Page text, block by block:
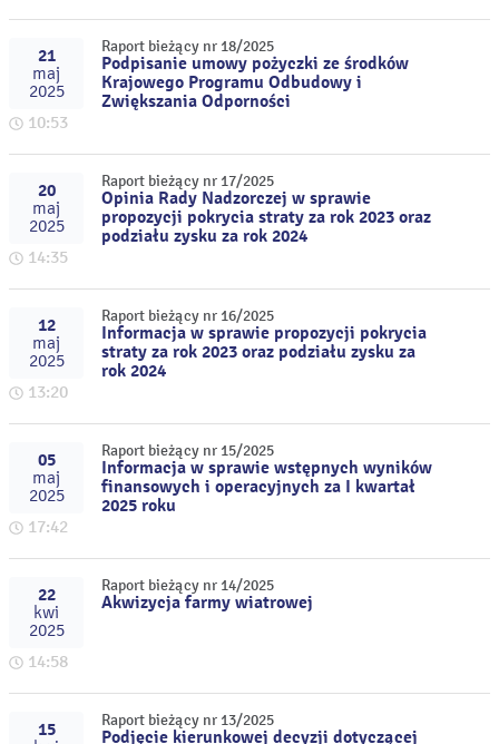
21
maj
2025
10:53
Raport bieżący nr 18/2025
Podpisanie umowy pożyczki ze środków
Krajowego Programu Odbudowy i
Zwiększania Odporności
20
maj
2025
14:35
Raport bieżący nr 17/2025
Opinia Rady Nadzorczej w sprawie
propozycji pokrycia straty za rok 2023 oraz
podziału zysku za rok 2024
12
maj
2025
13:20
Raport bieżący nr 16/2025
Informacja w sprawie propozycji pokrycia
straty za rok 2023 oraz podziału zysku za
rok 2024
05
maj
2025
17:42
Raport bieżący nr 15/2025
Informacja w sprawie wstępnych wyników
finansowych i operacyjnych za I kwartał
2025 roku
22
kwi
2025
14:58
Raport bieżący nr 14/2025
Akwizycja farmy wiatrowej
15
Raport bieżący nr 13/2025
Podjęcie kierunkowej decyzji dotyczącej